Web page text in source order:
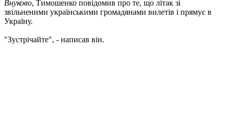
Внуково, Тимошенко повідомив про те, що літак зі
звільненими українськими громадянами вилетів і прямує в
Україну.
"Зустрічайте", - написав він.